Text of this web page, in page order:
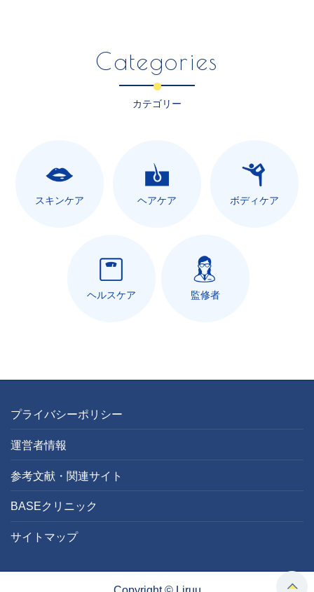
Categories
カテゴリー
スキンケア ヘアケア ボディケア
ヘルスケア 監修者
プライバシーポリシー
運営者情報
参考文献・関連サイト
BASEクリニック
サイトマップ